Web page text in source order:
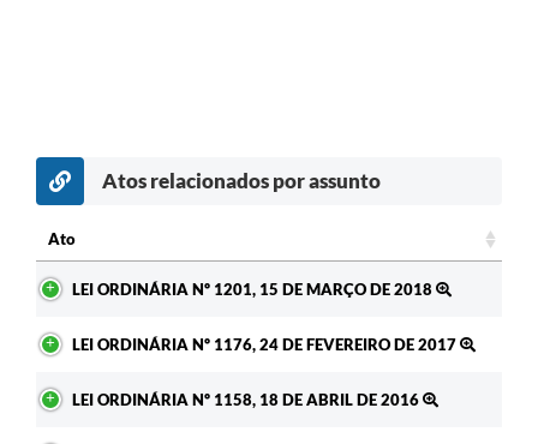
Atos relacionados por assunto
Ato
LEI ORDINÁRIA Nº 1201, 15 DE MARÇO DE 2018
LEI ORDINÁRIA Nº 1176, 24 DE FEVEREIRO DE 2017
LEI ORDINÁRIA Nº 1158, 18 DE ABRIL DE 2016